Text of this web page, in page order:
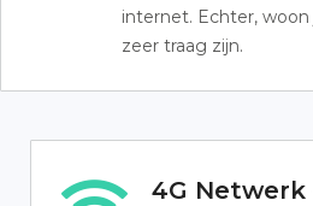
internet. Echter,
zeer traag zijn.
4G Netwerk